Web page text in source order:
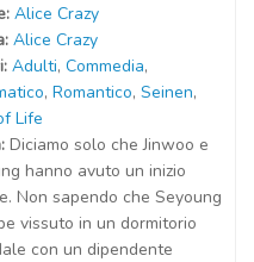
: Alice Crazy
: Alice Crazy
Adulti, Commedia,
, Romantico, Seinen,
Life
Diciamo solo che Jinwoo e
hanno avuto un inizio
Non sapendo che Seyoung
vissuto in un dormitorio
con un dipendente